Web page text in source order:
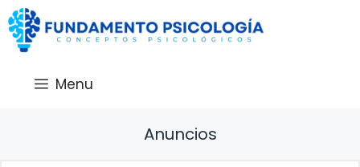
Saltar
al
contenido
Menu
Anuncios